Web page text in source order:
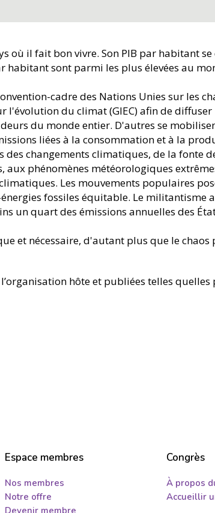
où il fait bon vivre. Son PIB par habitant
habitant sont parmi les plus élevées au
cadre des Nations Unies sur les
l'évolution du climat (GIEC) afin de
du monde entier. D'autres se
liées à la consommation et à la
changements climatiques, de la fonte
aux phénomènes météorologiques
Les mouvements populaires
fossiles équitable. Le militantisme
un quart des émissions annuelles des
et nécessaire, d'autant plus que le chaos
hôte et publiées telles
Espace membres
Nos membres
Notre offre
Devenir membre
Congrès
À propos
Accueillir